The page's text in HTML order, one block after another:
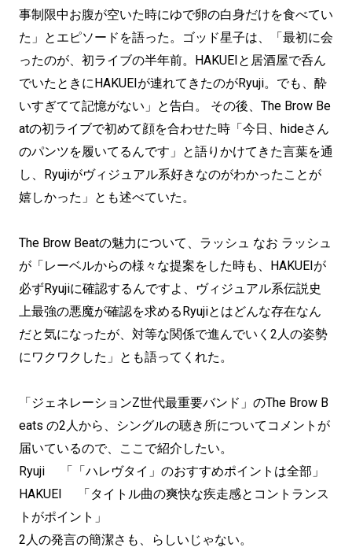
事制限中お腹が空いた時にゆで卵の白身だけを食べてい
た」とエピソードを語った。ゴッド星子は、「最初に会
ったのが、初ライブの半年前。HAKUEIと居酒屋で呑ん
でいたときにHAKUEIが連れてきたのがRyuji。でも、酔
いすぎてて記憶がない」と告白。 その後、The Brow Be
atの初ライブで初めて顔を合わせた時「今日、hideさん
のパンツを履いてるんです」と語りかけてきた言葉を通
し、Ryujiがヴィジュアル系好きなのがわかったことが
嬉しかった」とも述べていた。
The Brow Beatの魅力について、ラッシュ なお ラッシュ
が「レーベルからの様々な提案をした時も、HAKUEIが
必ずRyujiに確認するんですよ、ヴィジュアル系伝説史
上最強の悪魔が確認を求めるRyujiとはどんな存在なん
だと気になったが、対等な関係で進んでいく2人の姿勢
にワクワクした」とも語ってくれた。
「ジェネレーションZ世代最重要バンド」のThe Brow B
eats の2人から、シングルの聴き所についてコメントが
届いているので、ここで紹介したい。
Ryuji 「「ハレヴタイ」のおすすめポイントは全部」
HAKUEI 「タイトル曲の爽快な疾走感とコントランス
トがポイント」
2人の発言の簡潔さも、らしいじゃない。